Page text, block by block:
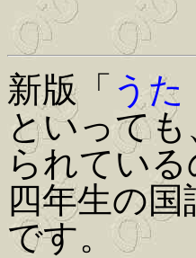
新版「 うた
といって
られてい
四年生の
です。